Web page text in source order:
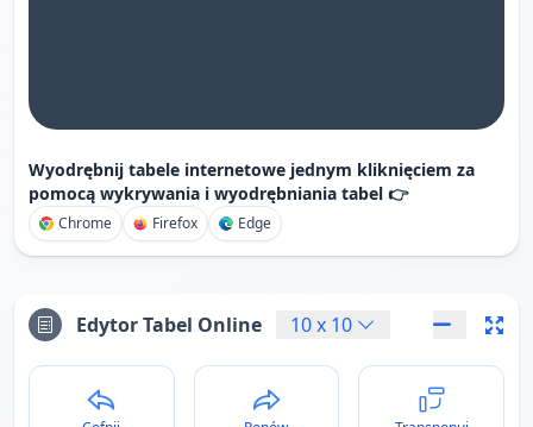
Wyodrębnij tabele internetowe jednym kliknięciem za
pomocą wykrywania i wyodrębniania tabel 👉
Chrome Firefox Edge
Edytor Tabel Online 10x 10